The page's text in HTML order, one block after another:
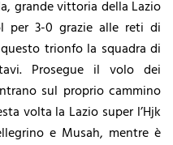
grande vittoria della Lazio
per 3-0 grazie alle reti di
trionfo la squadra di
Prosegue il volo dei
sul proprio cammino
volta la Lazio super l’Hjk
e Musah, mentre è